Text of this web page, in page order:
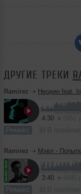
ДРУГИЕ ТРЕКИ
Ramirez ➝ Неодин feat. Ingilgerda
4:30
Ремикс
Ramirez ➝ Мэвл -
3:40
Ремикс